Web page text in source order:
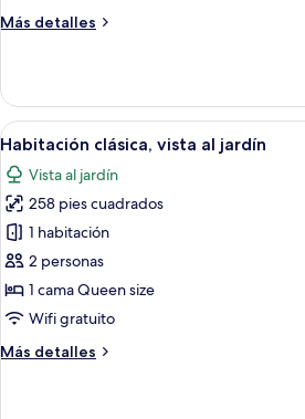
jardín
Más detalles
Más
tradicional,
vista
al
jardín
Abrir
todas
las
fotos
de
Habitación
clásica,
vista
jardín
Un
5
Habitación clásica, vista al jardín
Vista al jardín
258 pies cuadrados
1 habitación
2 personas
1 cama Queen size
Wifi gratuito
Más detalles
Más